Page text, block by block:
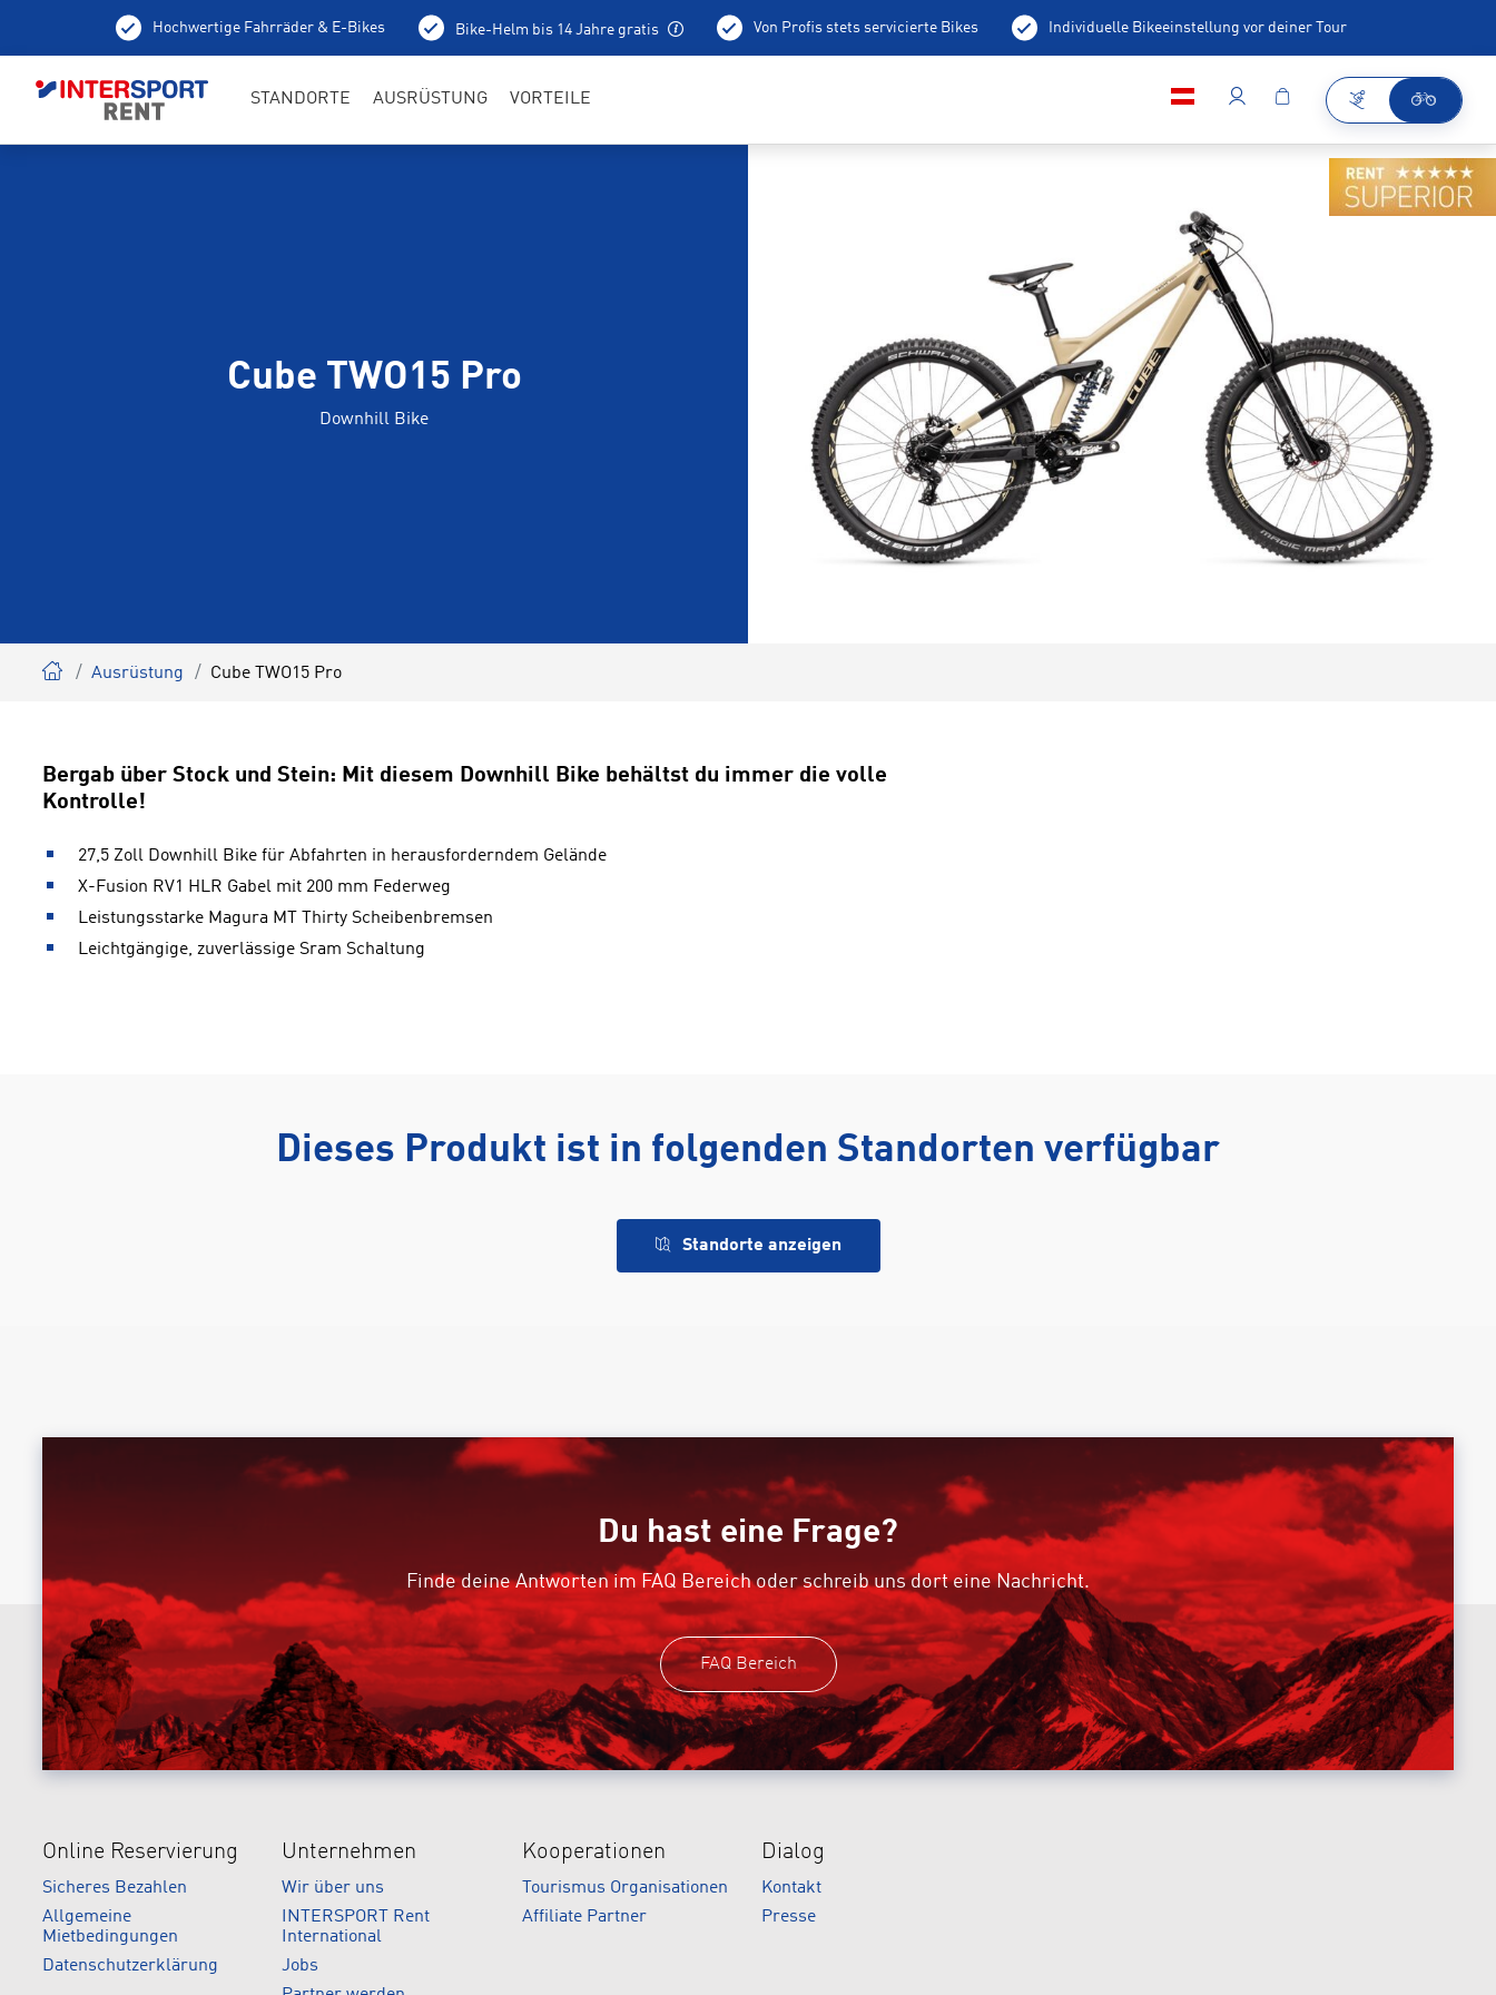
Hochwertige Fahrräder & E-Bikes Bike-Helm bis 14 Jahre gratis Von Profis stets servicierte Bikes Individuelle Bikeeinstellung vor deiner Tour
STANDORTE AUSRÜSTUNG VORTEILE
Cube TWO15 Pro
Downhill Bike
Ausrüstung Cube TWO15 Pro
Bergab über Stock und Stein: Mit diesem Downhill Bike behältst du immer die volle
Kontrolle!
27,5 Zoll Downhill Bike für Abfahrten in herausforderndem Gelände
X-Fusion RV1 HLR Gabel mit 200 mm Federweg
Leistungsstarke Magura MT Thirty Scheibenbremsen
Leichtgängige, zuverlässige Sram Schaltung
Dieses Produkt ist in folgenden Standorten verfügbar
Standorte anzeigen
Du hast eine Frage?
Finde deine Antworten im FAQ Bereich oder schreib uns dort eine Nachricht.
FAQ Bereich
Online Reservierung
Sicheres Bezahlen
Allgemeine
Mietbedingungen
Datenschutzerklärung
Unternehmen
Wir über uns
INTERSPORT Rent
International
Jobs
Kooperationen
Tourismus Organisationen
Affiliate Partner
Dialog
Kontakt
Presse